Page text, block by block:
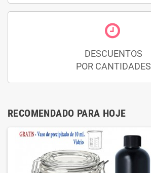
DESCUENTOS
POR CANTIDADES
RECOMENDADO PARA HOJE